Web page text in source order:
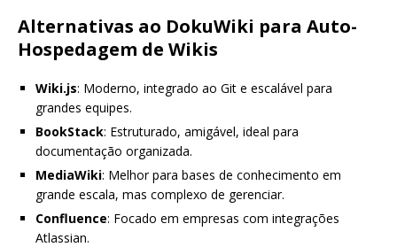
Alternativas ao DokuWiki para Auto-
Hospedagem de Wikis
Wiki.js: Moderno, integrado ao Git e escalável para
grandes equipes.
BookStack: Estruturado, amigável, ideal para
documentação organizada.
MediaWiki: Melhor para bases de conhecimento em
grande escala, mas complexo de gerenciar.
Confluence: Focado em empresas com integrações
Atlassian.